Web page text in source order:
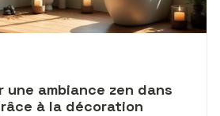
une ambiance zen dans
à la décoration